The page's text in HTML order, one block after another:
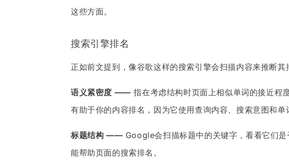
这些方面。
搜索引擎排名
正如前文提到，像谷歌这样的搜索引擎会扫描内容来推断
语义紧密度 —— 指在考虑结构时页面上相似单词的接近程
有助于你的内容排名，因为它使用查询内容、搜索意图和
标题结构 —— Google会扫描标题中的关键字，看看它们
能帮助页面的搜索排名。